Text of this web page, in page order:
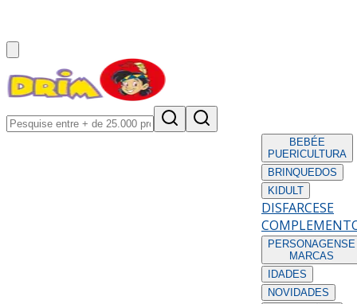
BEBÉE
PUERICULTURA
BRINQUEDOS
KIDULT
DISFARCESE
PERSONAGENS E
MARCAS
IDADES
NOVIDADES